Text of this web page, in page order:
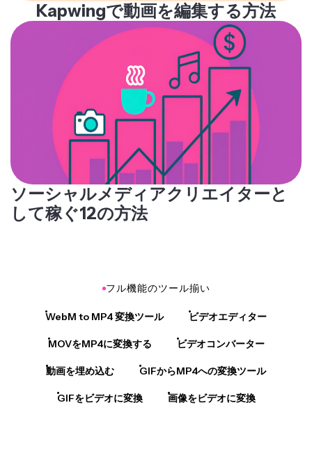
Kapwingで動画を編集する方法
ソーシャルメディアクリエイターと
して稼ぐ12の方法
フル機能のツール揃い
WebM to MP4 変換ツール ビデオエディター
MOVをMP4に変換する ビデオコンバーター
動画を埋め込む GIFからMP4への変換ツール
GIFをビデオに変換 画像をビデオに変換